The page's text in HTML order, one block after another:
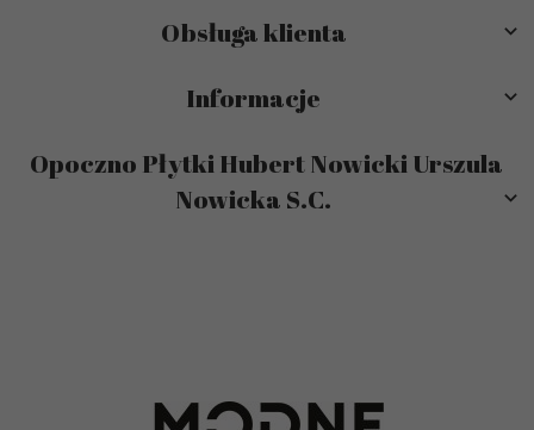
Obsługa klienta
Informacje
Opoczno Płytki Hubert Nowicki Urszula
Nowicka S.C.